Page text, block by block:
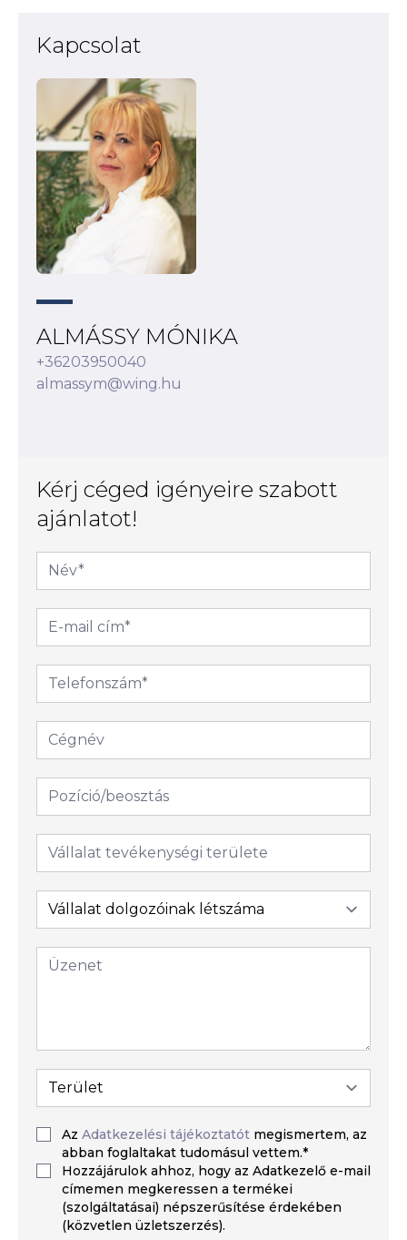
Kapcsolat
ALMÁSSY MÓNIKA
+36203950040
almassym@wing.hu
Kérj céged igényeire szabott
ajánlatot!
Az Adatkezelési tájékoztatót megismertem, az
abban foglaltakat tudomásul vettem.*
Hozzájárulok ahhoz, hogy az Adatkezelő e-mail
címemen megkeressen a termékei
(szolgáltatásai) népszerűsítése érdekében
(közvetlen üzletszerzés).